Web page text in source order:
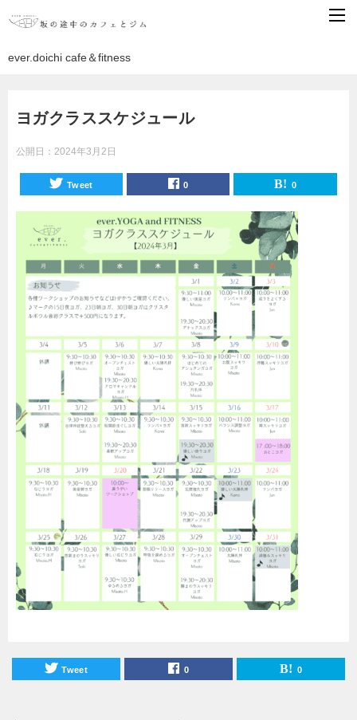
ever.doichi cafe＆fitness
ヨガクラススケジュール
公開日： 2024年3月2日
Tweet 0 0
Tweet 0 0